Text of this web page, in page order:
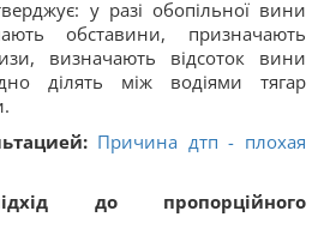
у разі обопільної вини
обставини, призначають
визначають відсоток вини
ділять між водіями тягар
Причина дтп - плохая
до пропорційного